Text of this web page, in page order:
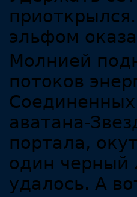
эльфом
Молнией
потоков
аватана-
портала,
один черный
удалось. А